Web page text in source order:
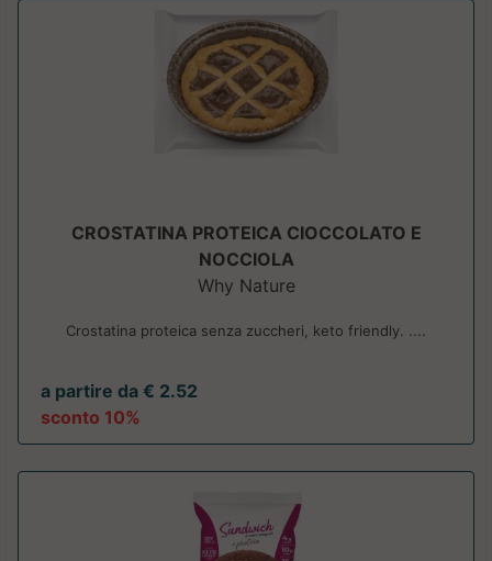
CROSTATINA PROTEICA CIOCCOLATO E
NOCCIOLA
Why Nature
Crostatina proteica senza zuccheri, keto friendly. ....
a partire da € 2.52
sconto 10%